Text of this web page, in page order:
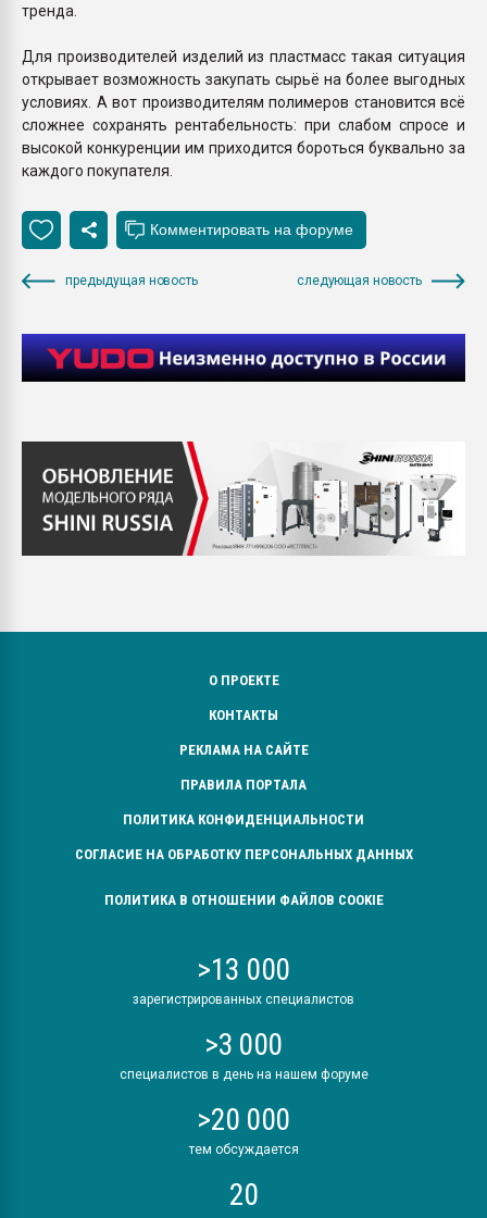
тренда.
Для производителей изделий из пластмасс такая ситуация
открывает возможность закупать сырьё на более выгодных
условиях. А вот производителям полимеров становится всё
сложнее сохранять рентабельность: при слабом спросе и
высокой конкуренции им приходится бороться буквально за
каждого покупателя.
предыдущая новость следующая новость
О ПРОЕКТЕ
КОНТАКТЫ
РЕКЛАМА НА САЙТЕ
ПРАВИЛА ПОРТАЛА
ПОЛИТИКА КОНФИДЕНЦИАЛЬНОСТИ
СОГЛАСИЕ НА ОБРАБОТКУ ПЕРСОНАЛЬНЫХ ДАННЫХ
ПОЛИТИКА В ОТНОШЕНИИ ФАЙЛОВ COOKIE
>13 000
зарегистрированных специалистов
>3 000
специалистов в день на нашем форуме
>20 000
тем обсуждается
20